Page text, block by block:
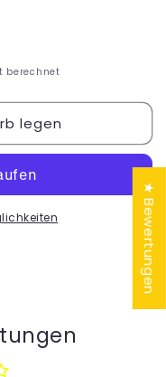
berechnet
legen
★ Bewertungen